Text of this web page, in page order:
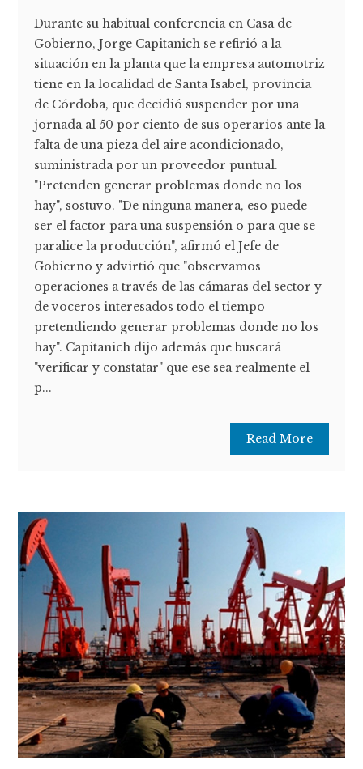
Durante su habitual conferencia en Casa de
Gobierno, Jorge Capitanich se refirió a la
situación en la planta que la empresa automotriz
tiene en la localidad de Santa Isabel, provincia
de Córdoba, que decidió suspender por una
jornada al 50 por ciento de sus operarios ante la
falta de una pieza del aire acondicionado,
suministrada por un proveedor puntual.
"Pretenden generar problemas donde no los
hay", sostuvo. "De ninguna manera, eso puede
ser el factor para una suspensión o para que se
paralice la producción", afirmó el Jefe de
Gobierno y advirtió que "observamos
operaciones a través de las cámaras del sector y
de voceros interesados todo el tiempo
pretendiendo generar problemas donde no los
hay". Capitanich dijo además que buscará
"verificar y constatar" que ese sea realmente el
p...
Read More